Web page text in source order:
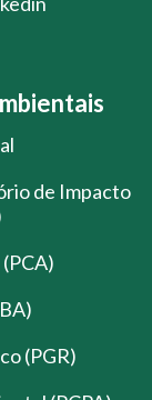
de Impacto
(PGR)